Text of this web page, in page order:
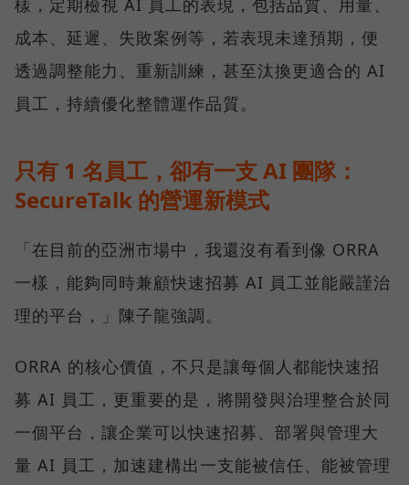
成本、延遲、失敗案例等，若表現未達預期，便
透過調整能力、重新訓練，甚至汰換更適合的 AI
員工，持續優化整體運作品質。
只有 1 名員工，卻有一支 AI 團隊：
SecureTalk 的營運新模式
「在目前的亞洲市場中，我還沒有看到像 ORRA
一樣，能夠同時兼顧快速招募 AI 員工並能嚴謹治
理的平台，」陳子龍強調。
ORRA 的核心價值，不只是讓每個人都能快速招
募 AI 員工，更重要的是，將開發與治理整合於同
一個平台，讓企業可以快速招募、部署與管理大
量 AI 員工，加速建構出一支能被信任、能被管理